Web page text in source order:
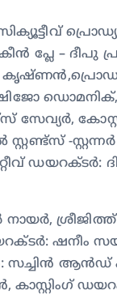
പ്ലേ – ദീപു
ഷിജോ
-
ഡയറക്ടർ:
ഷനീം
ആൻഡ്